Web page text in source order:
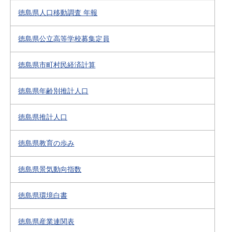
徳島県人口移動調査 年報
徳島県公立高等学校募集定員
徳島県市町村民経済計算
徳島県年齢別推計人口
徳島県推計人口
徳島県教育の歩み
徳島県景気動向指数
徳島県環境白書
徳島県産業連関表